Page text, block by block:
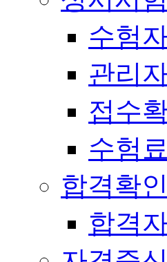
수험
관리
접수
수험
합격확인
합격